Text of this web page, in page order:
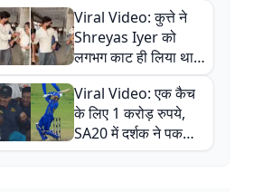
Video वायरल
Viral Video: कुत्ते ने
Shreyas Iyer को
लगभग काट ही लिया था,
न्यूजीलैंड सीरीज से पहले
बाल-बाल बचे
Viral Video: एक कैच
के लिए 1 करोड़ रुपये,
SA20 में दर्शक ने पकड़ा
एक हाथ से गजब का कैच